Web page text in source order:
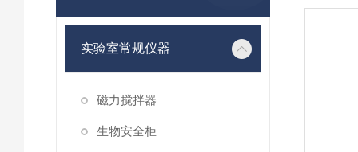
实验室常规仪器
磁力搅拌器
生物安全柜